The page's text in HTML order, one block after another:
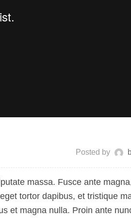
Posted by
massa. Fusce ante
tortor dapibus, et tristique
et magna nulla. Proin ante